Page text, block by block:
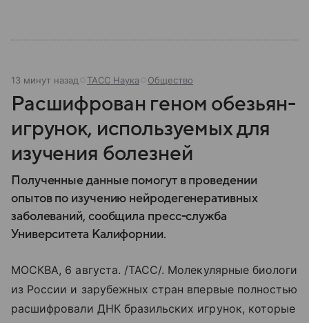
13 минут назад ТАСС Наука Общество
Расшифрован геном обезьян-
игрунок, используемых для
изучения болезней
Полученные данные помогут в проведении
опытов по изучению нейродегенеративных
заболеваний, сообщила пресс-служба
Университета Калифорнии.
МОСКВА, 6 августа. /ТАСС/. Молекулярные биологи
из России и зарубежных стран впервые полностью
расшифровали ДНК бразильских игрунок, которые